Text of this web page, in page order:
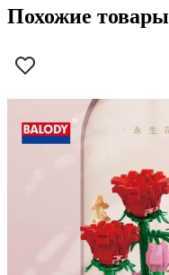
Похожие товары